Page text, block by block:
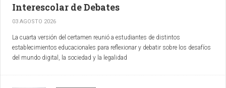
Interescolar de Debates
03 AGOSTO 2026
La cuarta versión del certamen reunió a estudiantes de distintos
establecimientos educacionales para reflexionar y debatir sobre los desafíos
del mundo digital, la sociedad y la legalidad